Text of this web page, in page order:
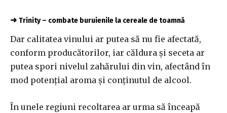
➜ Trinity – combate buruienile la cereale de toamnă
Dar calitatea vinului ar putea să nu fie afectată,
conform producătorilor, iar căldura şi seceta ar
putea spori nivelul zahărului din vin, afectând în
mod potenţial aroma şi conţinutul de alcool.
În unele regiuni recoltarea ar urma să înceapă